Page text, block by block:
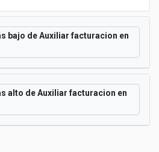
bajo de Auxiliar facturacion en
alto de Auxiliar facturacion en